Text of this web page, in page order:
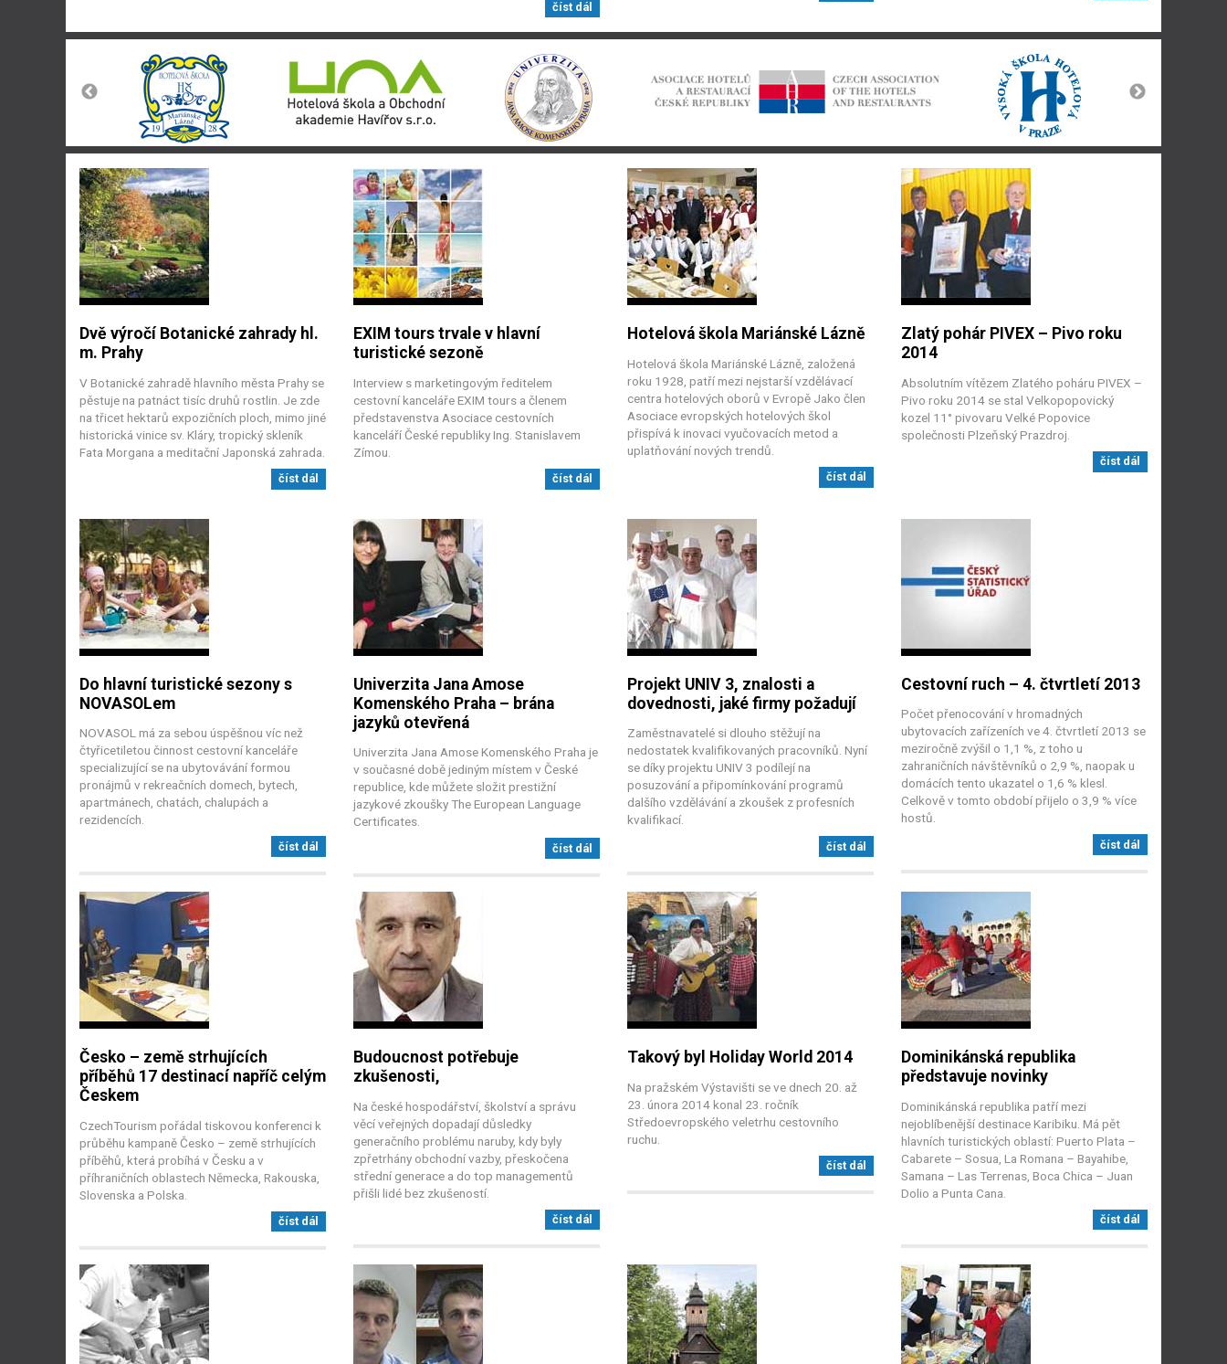
číst dál
Dvě výročí Botanické zahrady hl.
m. Prahy
V Botanické zahradě hlavního města Prahy se
pěstuje na patnáct tisíc druhů rostlin. Je zde
na třicet hektarů expozičních ploch, mimo jiné
historická vinice sv. Kláry, tropický skleník
Fata Morgana a meditační Japonská zahrada.
číst dál
EXIM tours trvale v hlavní
turistické sezoně
Interview s marketingovým ředitelem
cestovní kanceláře EXIM tours a členem
představenstva Asociace cestovních
kanceláří České republiky Ing. Stanislavem
Zímou.
číst dál
Hotelová škola Mariánské Lázně
Hotelová škola Mariánské Lázně, založená
roku 1928, patří mezi nejstarší vzdělávací
centra hotelových oborů v Evropě Jako člen
Asociace evropských hotelových škol
přispívá k inovaci vyučovacích metod a
uplatňování nových trendů.
číst dál
Zlatý pohár PIVEX – Pivo roku
2014
Absolutním vítězem Zlatého poháru PIVEX –
Pivo roku 2014 se stal Velkopopovický
kozel 11° pivovaru Velké Popovice
společnosti Plzeňský Prazdroj.
číst dál
Do hlavní turistické sezony s
NOVASOLem
NOVASOL má za sebou úspěšnou víc než
čtyřicetiletou činnost cestovní kanceláře
specializující se na ubytovávání formou
pronájmů v rekreačních domech, bytech,
apartmánech, chatách, chalupách a
rezidencích.
číst dál
Univerzita Jana Amose
Komenského Praha – brána
jazyků otevřená
Univerzita Jana Amose Komenského Praha je
v současné době jediným místem v České
republice, kde můžete složit prestižní
jazykové zkoušky The European Language
Certificates.
číst dál
Projekt UNIV 3, znalosti a
dovednosti, jaké firmy požadují
Zaměstnavatelé si dlouho stěžují na
nedostatek kvalifikovaných pracovníků. Nyní
se díky projektu UNIV 3 podílejí na
posuzování a připomínkování programů
dalšího vzdělávání a zkoušek z profesních
kvalifikací.
číst dál
Cestovní ruch – 4. čtvrtletí 2013
Počet přenocování v hromadných
ubytovacích zařízeních ve 4. čtvrtletí 2013 se
meziročně zvýšil o 1,1 %, z toho u
zahraničních návštěvníků o 2,9 %, naopak u
domácích tento ukazatel o 1,6 % klesl.
Celkově v tomto období přijelo o 3,9 % více
hostů.
číst dál
Česko – země strhujících
příběhů 17 destinací napříč celým
Českem
CzechTourism pořádal tiskovou konferenci k
průběhu kampaně Česko – země strhujících
příběhů, která probíhá v Česku a v
příhraničních oblastech Německa, Rakouska,
Slovenska a Polska.
číst dál
Budoucnost potřebuje
zkušenosti,
Na české hospodářství, školství a správu
věcí veřejných dopadají důsledky
generačního problému naruby, kdy byly
zpřetrhány obchodní vazby, přeskočena
střední generace a do top managementů
přišli lidé bez zkušeností.
číst dál
Takový byl Holiday World 2014
Na pražském Výstavišti se ve dnech 20. až
23. února 2014 konal 23. ročník
Středoevropského veletrhu cestovního
ruchu.
číst dál
Dominikánská republika
představuje novinky
Dominikánská republika patří mezi
nejoblíbenější destinace Karibiku. Má pět
hlavních turistických oblastí: Puerto Plata –
Cabarete – Sosua, La Romana – Bayahibe,
Samana – Las Terrenas, Boca Chica – Juan
Dolio a Punta Cana.
číst dál